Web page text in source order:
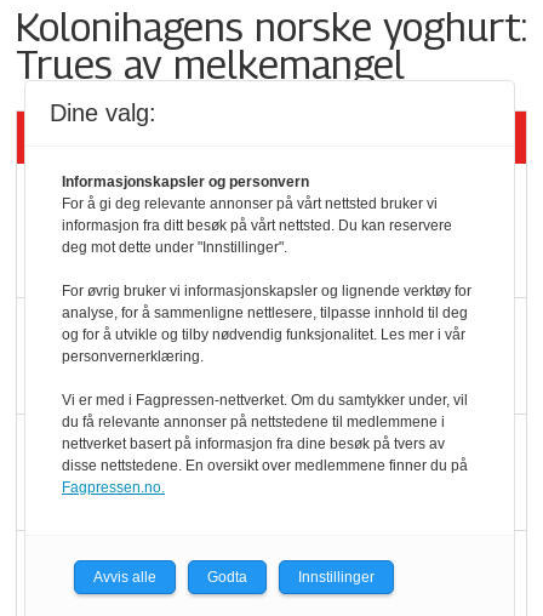
Kolonihagens norske yoghurt:
Trues av melkemangel
Siste artikler - KBS
Mat er viktigere enn
pris når elbilister
Ti bensinstasjoner
legger ned hver måned
Potetball, kylling og 98
KBS-bransjen i
endring: Stadig større
Dine valg:
Informasjonskapsler og personvern
For å gi deg relevante annonser på vårt nettsted bruker vi
informasjon fra ditt besøk på vårt nettsted. Du kan reservere
deg mot dette under "Innstillinger".
For øvrig bruker vi informasjonskapsler og lignende verktøy for
analyse, for å sammenligne nettlesere, tilpasse innhold til deg
og for å utvikle og tilby nødvendig funksjonalitet. Les mer i vår
personvernerklæring.
Vi er med i Fagpressen-nettverket. Om du samtykker under, vil
du få relevante annonser på nettstedene til medlemmene i
nettverket basert på informasjon fra dine besøk på tvers av
disse nettstedene. En oversikt over medlemmene finner du på
Fagpressen.no.
Avvis alle Godta Innstillinger